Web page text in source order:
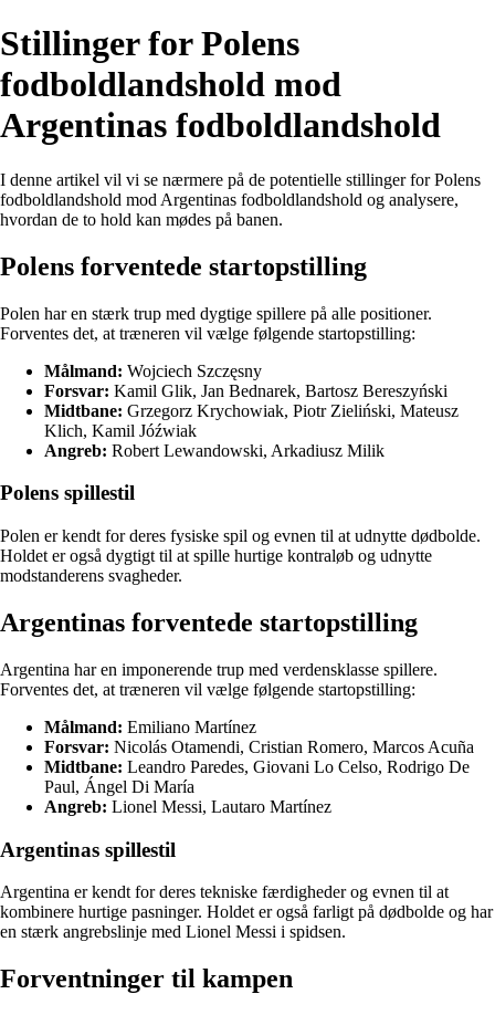
Stillinger for Polens
fodboldlandshold mod
Argentinas fodboldlandshold
I denne artikel vil vi se nærmere på de potentielle stillinger for Polens
fodboldlandshold mod Argentinas fodboldlandshold og analysere,
hvordan de to hold kan mødes på banen.
Polens forventede startopstilling
Polen har en stærk trup med dygtige spillere på alle positioner.
Forventes det, at træneren vil vælge følgende startopstilling:
Målmand: Wojciech Szczęsny
Forsvar: Kamil Glik, Jan Bednarek, Bartosz Bereszyński
Midtbane: Grzegorz Krychowiak, Piotr Zieliński, Mateusz
Klich, Kamil Jóźwiak
Angreb: Robert Lewandowski, Arkadiusz Milik
Polens spillestil
Polen er kendt for deres fysiske spil og evnen til at udnytte dødbolde.
Holdet er også dygtigt til at spille hurtige kontraløb og udnytte
modstanderens svagheder.
Argentinas forventede startopstilling
Argentina har en imponerende trup med verdensklasse spillere.
Forventes det, at træneren vil vælge følgende startopstilling:
Målmand: Emiliano Martínez
Forsvar: Nicolás Otamendi, Cristian Romero, Marcos Acuña
Midtbane: Leandro Paredes, Giovani Lo Celso, Rodrigo De
Paul, Ángel Di María
Angreb: Lionel Messi, Lautaro Martínez
Argentinas spillestil
Argentina er kendt for deres tekniske færdigheder og evnen til at
kombinere hurtige pasninger. Holdet er også farligt på dødbolde og har
en stærk angrebslinje med Lionel Messi i spidsen.
Forventninger til kampen